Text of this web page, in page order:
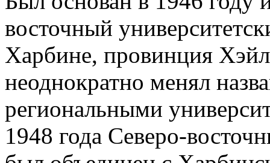
восточный
Харбине, провинция
неоднократно менял
региональными
1948 года Северо-